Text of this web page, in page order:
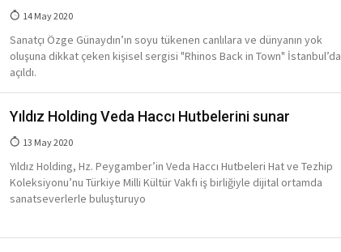
14 May 2020
Sanatçı Özge Günaydın’ın soyu tükenen canlılara ve dünyanın yok
oluşuna dikkat çeken kişisel sergisi "Rhinos Back in Town" İstanbul’da
açıldı.
Yıldız Holding Veda Haccı Hutbelerini sunar
13 May 2020
Yıldız Holding, Hz. Peygamber’in Veda Haccı Hutbeleri Hat ve Tezhip
Koleksiyonu’nu Türkiye Milli Kültür Vakfı iş birliğiyle dijital ortamda
sanatseverlerle buluşturuyo